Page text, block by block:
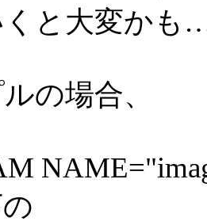
くと大変かも
の場合、